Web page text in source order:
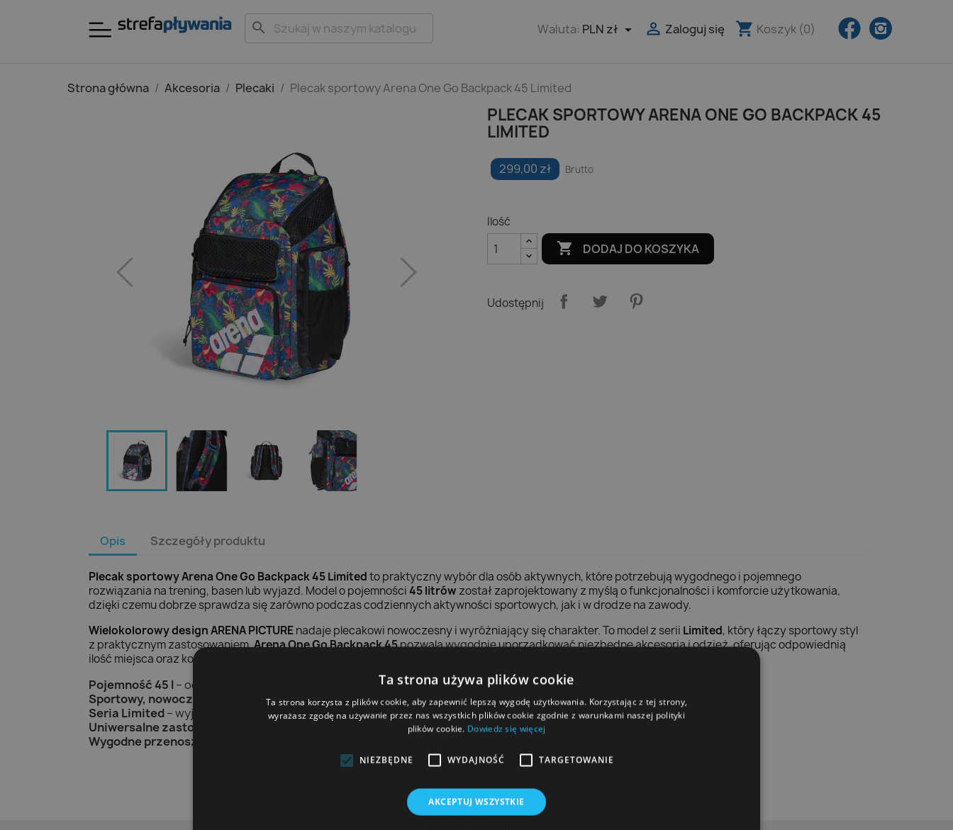
search Facebook
shopping_cart Koszyk (0)
 Zaloguj się
Waluta: PLN zł 
Strona główna Akcesoria Plecaki Plecak sportowy Arena One Go Backpack 45 Limited
PLECAK SPORTOWY ARENA ONE GO BACKPACK 45
LIMITED
299,00 zł Brutto
Ilość
 DODAJ DO KOSZYKA
Udostępnij
Opis Szczegóły produktu
Plecak sportowy Arena One Go Backpack 45 Limitedto praktyczny wybór dla osób aktywnych, które potrzebują wygodnego i pojemnego
rozwiązania na trening, basen lub wyjazd. Model o pojemności45 litrów został zaprojektowany z myślą o funkcjonalności i komforcie użytkowania,
dzięki czemu dobrze sprawdza się zarówno podczas codziennych aktywności sportowych, jak i w drodze na zawody.
Wielokolorowy design ARENA PICTUREnadaje plecakowi nowoczesny i wyróżniający się charakter. To model z serii Limited, który łączy sportowy styl
z praktycznym zastosowaniem.Arena One Go Backpack 45pozwala wygodnie uporządkować niezbędne akcesoria i odzież, oferując odpowiednią
ilość miejsca oraz komfort noszenia.
Pojemność 45 l – odpowiednia na trening, basen i codzienne użytkowanie
Sportowy, nowoczesny design
– atrakcyjny wielokolorowy wzór
Seria Limited– wyjątkowa odsłona popularnego modelu
Uniwersalne zastosowanie
– sprawdzi się dla sportowców i osób aktywnych
Wygodne przenoszenie
Ta strona używa plików cookie
Ta strona korzysta z plików cookie, aby zapewnić lepszą wygodę użytkowania. Korzystając z tej strony,
wyrażasz zgodę na używanie przez nas wszystkich plików cookie zgodnie z warunkami naszej polityki
plików cookie. Dowiedz się więcej
NIEZBĘDNE WYDAJNOŚĆ TARGETOWANIE
AKCEPTUJ WSZYSTKIE